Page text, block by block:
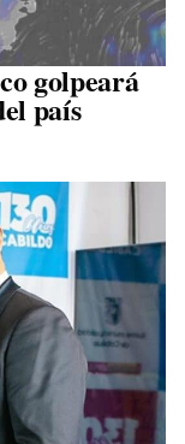
golpeará
país